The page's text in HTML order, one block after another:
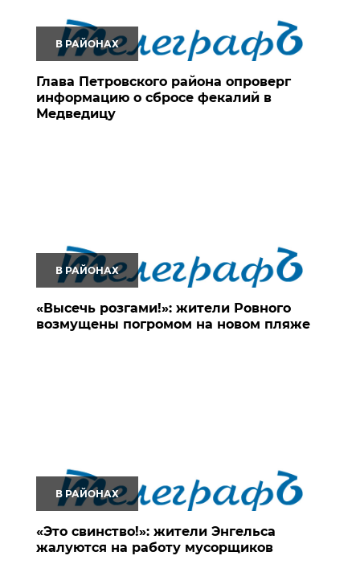
В РАЙОНАХ
Глава Петровского района опроверг
информацию о сбросе фекалий в
Медведицу
В РАЙОНАХ
«Высечь розгами!»: жители Ровного
возмущены погромом на новом пляже
В РАЙОНАХ
«Это свинство!»: жители Энгельса
жалуются на работу мусорщиков